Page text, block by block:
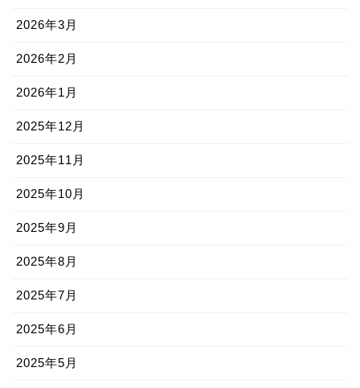
2026年3月
2026年2月
2026年1月
2025年12月
2025年11月
2025年10月
2025年9月
2025年8月
2025年7月
2025年6月
2025年5月